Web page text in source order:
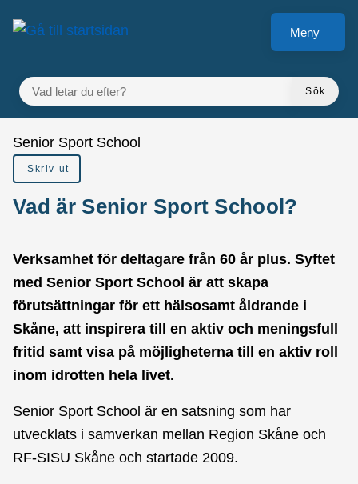
Gå till innehåll
till sidomeny
Meny
VAD LETAR DU EFTER?
Sök
Du är här:
Senior Sport School
Skriv ut
Vad är Senior Sport School?
Verksamhet för deltagare från 60 år plus. Syftet
med Senior Sport School är att skapa
förutsättningar för ett hälsosamt åldrande i
Skåne, att inspirera till en aktiv och meningsfull
fritid samt visa på möjligheterna till en aktiv roll
inom idrotten hela livet.
Senior Sport School är en satsning som har
utvecklats i samverkan mellan Region Skåne och
RF-SISU Skåne och startade 2009.